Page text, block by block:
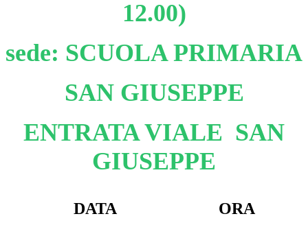
12.00)
sede: SCUOLA PRIMARIA
SAN GIUSEPPE
ENTRATA VIALE SAN
GIUSEPPE
DATA ORA